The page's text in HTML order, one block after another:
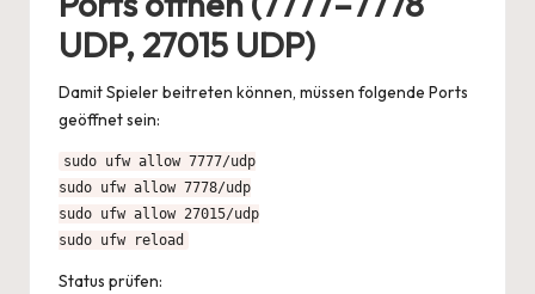
UDP, 27015 UDP)
Damit Spieler beitreten können, müssen folgende Ports
geöffnet sein:
sudo ufw allow 7777/udp
sudo ufw allow 7778/udp
sudo ufw allow 27015/udp
sudo ufw reload
Status prüfen: